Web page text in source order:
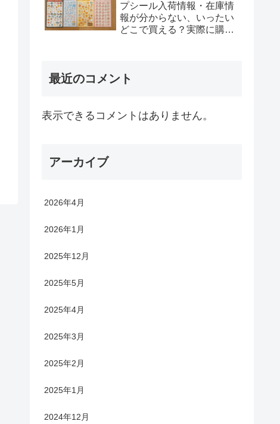
プシール入荷情報・在庫情
報が分からない、いったい
どこで買える？実際に購入
最近のコメント
表示できるコメントはありません。
アーカイブ
2026年4月
2026年1月
2025年12月
2025年5月
2025年4月
2025年3月
2025年2月
2025年1月
2024年12月